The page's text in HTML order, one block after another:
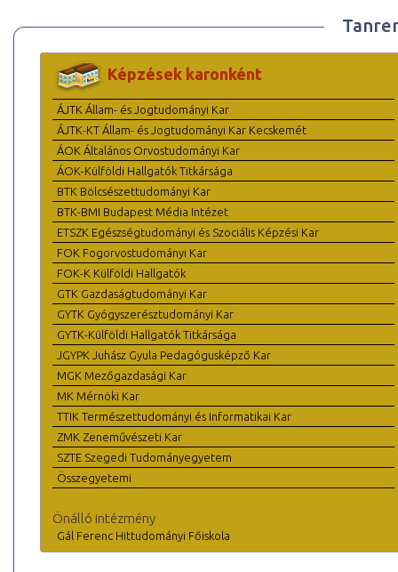
Képzések karonként
ÁJTK Állam- és Jogtudományi Kar
ÁJTK-KT Állam- és Jogtudományi Kar Kecskemét
ÁOK Általános Orvostudományi Kar
ÁOK-Külföldi Hallgatók Titkársága
BTK Bölcsészettudományi Kar
BTK-BMI Budapest Média Intézet
ETSZK Egészségtudományi és Szociális Képzési Kar
FOK Fogorvostudományi Kar
FOK-K Külföldi Hallgatók
GTK Gazdaságtudományi Kar
GYTK Gyógyszerésztudományi Kar
GYTK-Külföldi Hallgatók Titkársága
JGYPK Juhász Gyula Pedagógusképző Kar
MGK Mezőgazdasági Kar
MK Mérnöki Kar
TTIK Természettudományi és Informatikai Kar
ZMK Zeneművészeti Kar
SZTE Szegedi Tudományegyetem
Összegyetemi
Önálló intézmény
Gál Ferenc Hittudományi Főiskola